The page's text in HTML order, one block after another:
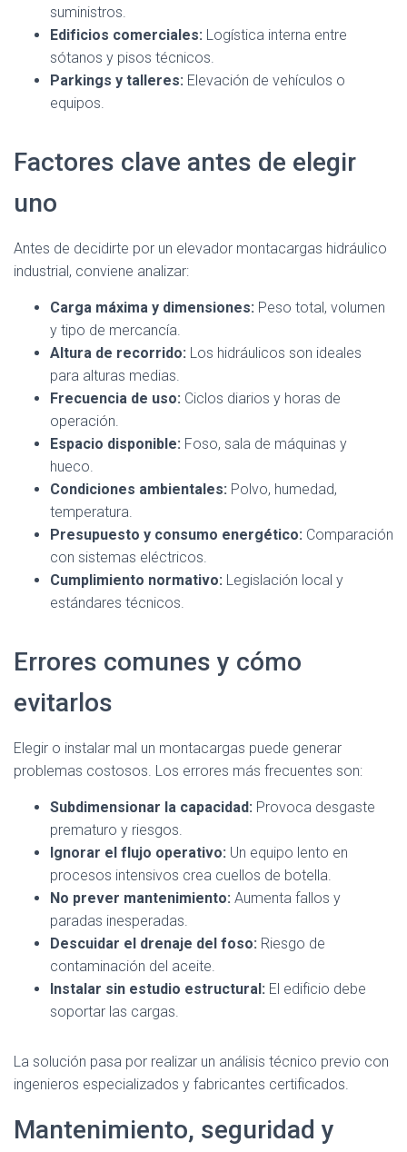
suministros.
Edificios comerciales: Logística interna entre
sótanos y pisos técnicos.
Parkings y talleres: Elevación de vehículos o
equipos.
Factores clave antes de elegir
uno
Antes de decidirte por un elevador montacargas hidráulico
industrial, conviene analizar:
Carga máxima y dimensiones: Peso total, volumen
y tipo de mercancía.
Altura de recorrido: Los hidráulicos son ideales
para alturas medias.
Frecuencia de uso: Ciclos diarios y horas de
operación.
Espacio disponible: Foso, sala de máquinas y
hueco.
Condiciones ambientales: Polvo, humedad,
temperatura.
Presupuesto y consumo energético: Comparación
con sistemas eléctricos.
Cumplimiento normativo: Legislación local y
estándares técnicos.
Errores comunes y cómo
evitarlos
Elegir o instalar mal un montacargas puede generar
problemas costosos. Los errores más frecuentes son:
Subdimensionar la capacidad: Provoca desgaste
prematuro y riesgos.
Ignorar el flujo operativo: Un equipo lento en
procesos intensivos crea cuellos de botella.
No prever mantenimiento: Aumenta fallos y
paradas inesperadas.
Descuidar el drenaje del foso: Riesgo de
contaminación del aceite.
Instalar sin estudio estructural: El edificio debe
soportar las cargas.
La solución pasa por realizar un análisis técnico previo con
ingenieros especializados y fabricantes certificados.
Mantenimiento, seguridad y